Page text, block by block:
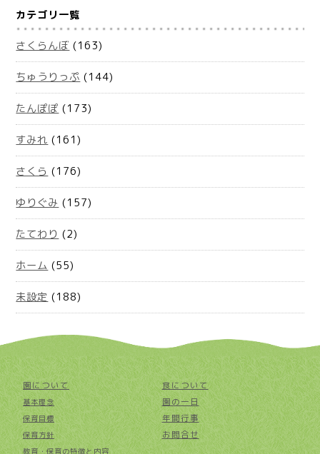
カテゴリ一覧
さくらんぼ (163)
ちゅうりっぷ (144)
たんぽぽ (173)
すみれ (161)
さくら (176)
ゆりぐみ (157)
たてわり (2)
ホーム (55)
未設定 (188)
園について
基本理念
保育目標
保育方針
教育・保育の特徴と内容
食について
園の一日
年間行事
お問合せ